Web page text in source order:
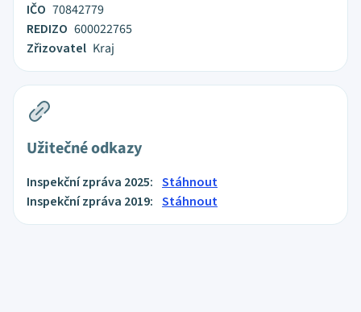
IČO 70842779
REDIZO 600022765
Zřizovatel Kraj
Užitečné odkazy
Inspekční zpráva 2025: Stáhnout
Inspekční zpráva 2019: Stáhnout